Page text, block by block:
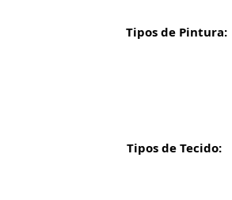
Tipos de Pintura:
Tipos de Tecido: